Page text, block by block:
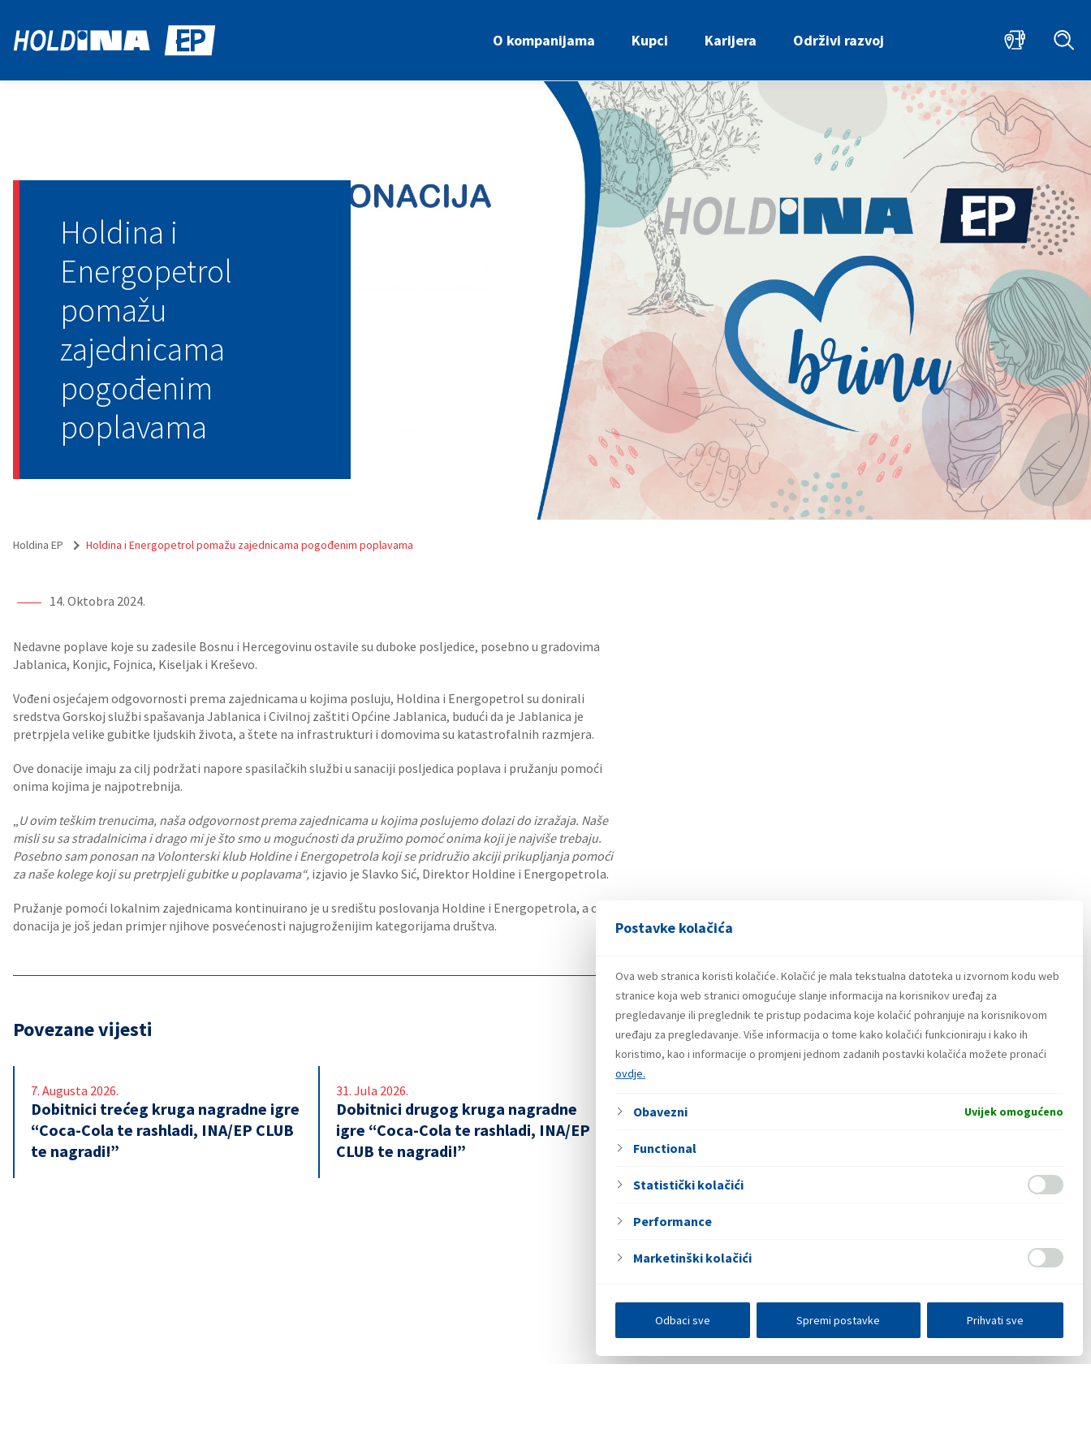
Postavke kolačića
Ova web stranica koristi kolačiće. Kolačić je mala tekstualna datoteka u izvornom kodu web
stranice koja web stranici omogućuje slanje informacija na korisnikov uređaj za
pregledavanje ili preglednik te pristup podacima koje kolačić pohranjuje na korisnikovom
uređaju za pregledavanje. Više informacija o tome kako kolačići funkcioniraju i kako ih
koristimo, kao i informacije o promjeni jednom zadanih postavki kolačića možete pronaći
ovdje.
Obavezni Uvijek omogućeno
Functional
Statistički kolačići
Performance
Marketinški kolačići
Odbaci sve Spremi postavke Prihvati sve
O kompanijama Kupci Karijera Održivi razvoj
Holdina i
Energopetrol
pomažu
zajednicama
pogođenim
poplavama
Holdina EP Holdina i Energopetrol pomažu zajednicama pogođenim poplavama
14. Oktobra 2024.
Nedavne poplave koje su zadesile Bosnu i Hercegovinu ostavile su duboke posljedice, posebno u gradovima
Jablanica, Konjic, Fojnica, Kiseljak i Kreševo.
Vođeni osjećajem odgovornosti prema zajednicama u kojima posluju, Holdina i Energopetrol su donirali
sredstva Gorskoj službi spašavanja Jablanica i Civilnoj zaštiti Općine Jablanica, budući da je Jablanica je
pretrpjela velike gubitke ljudskih života, a štete na infrastrukturi i domovima su katastrofalnih razmjera.
Ove donacije imaju za cilj podržati napore spasilačkih službi u sanaciji posljedica poplava i pružanju pomoći
onima kojima je najpotrebnija.
„U ovim teškim trenucima, naša odgovornost prema zajednicama u kojima poslujemo dolazi do izražaja. Naše
misli su sa stradalnicima i drago mi je što smo u mogućnosti da pružimo pomoć onima koji je najviše trebaju.
Posebno sam ponosan na Volonterski klub Holdine i Energopetrola koji se pridružio akciji prikupljanja pomoći
za naše kolege koji su pretrpjeli gubitke u poplavama“, izjavio je Slavko Sić, Direktor Holdine i Energopetrola.
Pružanje pomoći lokalnim zajednicama kontinuirano je u središtu poslovanja Holdine i Energopetrola, a ova
donacija je još jedan primjer njihove posvećenosti najugroženijim kategorijama društva.
Povezane vijesti
7. Augusta 2026.
Dobitnici trećeg kruga nagradne igre
“Coca-Cola te rashladi, INA/EP CLUB
te nagradi!”
31. Jula 2026.
Dobitnici drugog kruga nagradne
igre “Coca-Cola te rashladi, INA/EP
CLUB te nagradi!”